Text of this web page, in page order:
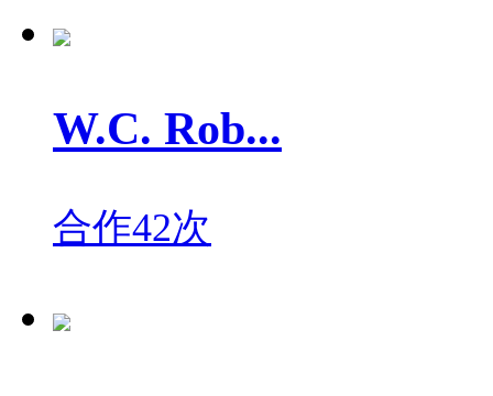
W.C. Rob...
合作42次